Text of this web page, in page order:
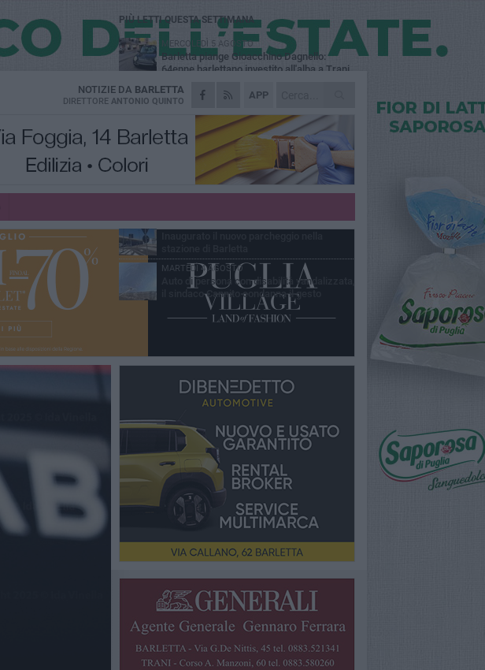
APP
NOTIZIE DA BARLETTA
DIRETTORE ANTONIO QUINTO
PIÙ LETTI QUESTA SETTIMANA
MERCOLEDÌ 5 AGOSTO
Barletta piange Gioacchino Dagnello:
64enne barlettano investito all'alba a Trani
GIOVEDÌ 6 AGOSTO
Il ricordo di "Cecco", il benzinaio col
sorriso: «Contava i giorni che lo
separavano dalla pensione»
MERCOLEDÌ 5 AGOSTO
Jova Summer Party, giovedì mattina
sopralluogo nell'area dell'evento
DOMENICA 2 AGOSTO
Beni confiscati alla mafia. Nasce il servizio
VENERDÌ 31 LUGLIO
MARTEDÌ 4 AGOSTO
Auto di persona con disabilità vandalizzata,
il sindaco Cannito condanna il gesto